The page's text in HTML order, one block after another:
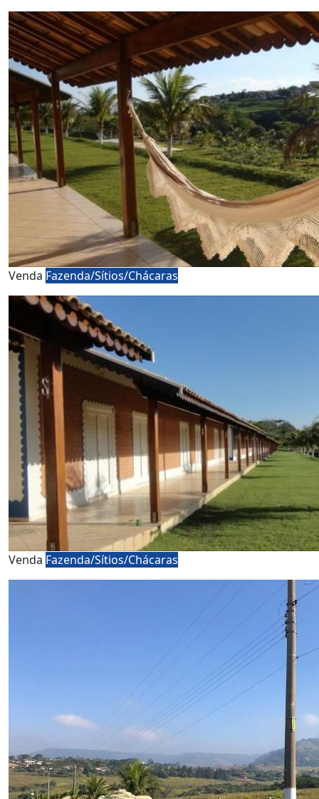
Venda Fazenda/Sítios/Chácaras
Venda Fazenda/Sítios/Chácaras